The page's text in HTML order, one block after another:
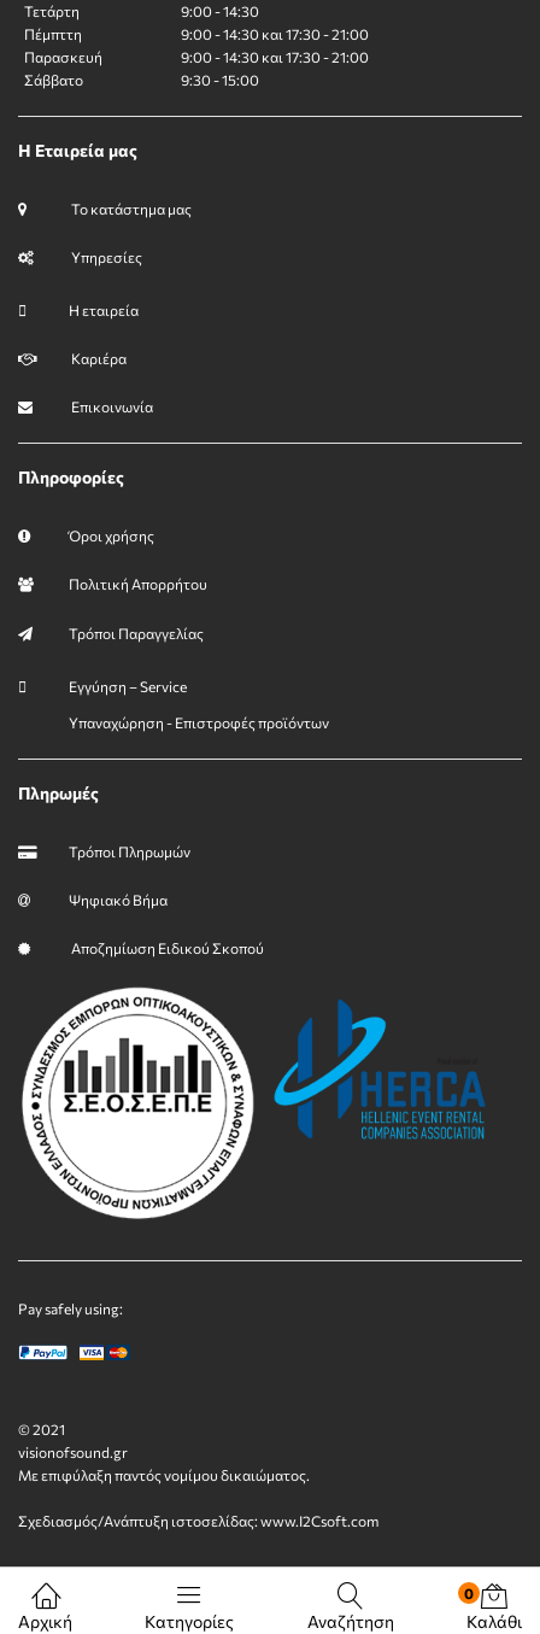
Τετάρτη
9:00 - 14:30
Πέμπττη
9:00 - 14:30 και 17:30 - 21:00
Παρασκευή
9:00 - 14:30 και 17:30 - 21:00
Σάββατο
9:30 - 15:00
Η Εταιρεία μας
Το κατάστημα μας
Υπηρεσίες
Η εταιρεία
Καριέρα
Επικοινωνία
Πληροφορίες
Όροι χρήσης
Πολιτική Απορρήτου
Τρόποι Παραγγελίας
Εγγύηση – Service
Υπαναχώρηση - Επιστροφές προϊόντων
Πληρωμές
Τρόποι Πληρωμών
Ψηφιακό Βήμα
Αποζημίωση Ειδικού Σκοπού
© 2021
visionofsound.gr
Με επιφύλαξη παντός νομίμου δικαιώματος.
Σχεδιασμός/Ανάπτυξη ιστοσελίδας:www.I2Csoft.com
Pay safely using:
Αρχική Κατηγορίες Αναζήτηση
0
Καλάθι